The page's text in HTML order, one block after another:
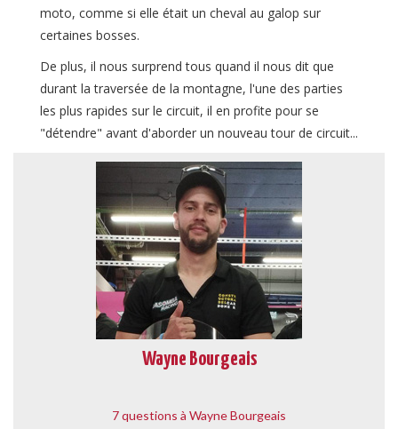
moto, comme si elle était un cheval au galop sur
certaines bosses.
De plus, il nous surprend tous quand il nous dit que
durant la traversée de la montagne, l'une des parties
les plus rapides sur le circuit, il en profite pour se
"détendre" avant d'aborder un nouveau tour de circuit...
Wayne Bourgeais
7 questions à Wayne Bourgeais